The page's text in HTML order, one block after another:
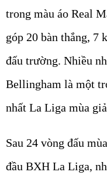
trong màu áo Real
góp 20 bàn thắng, 7
đấu trường. Nhiều
Bellingham là một
nhất La Liga mùa
Sau 24 vòng đấu
đầu BXH La Liga,